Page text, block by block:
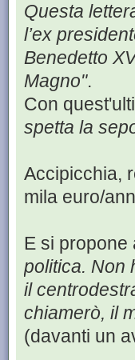
Questa
l’ex
Benedetto
Magno".
Con
spetta la
Accipicchia,
mila euro/
E si propone
politica. Non
il
chiamerò, il
(davanti un